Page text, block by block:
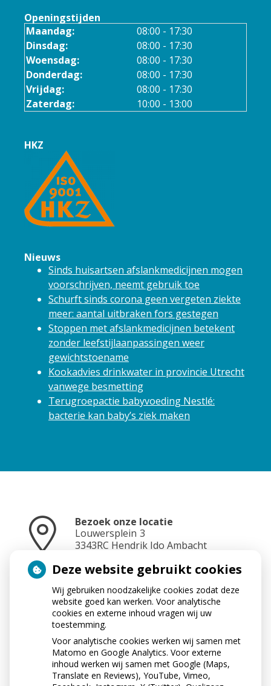
Openingstijden
Maandag:
08:00 - 17:30
Dinsdag:
08:00 - 17:30
Woensdag:
08:00 - 17:30
Donderdag:
08:00 - 17:30
Vrijdag:
08:00 - 17:30
Zaterdag:
10:00 - 13:00
HKZ
Nieuws
Sinds huisartsen afslankmedicijnen mogen
voorschrijven, neemt gebruik toe
Schurft sinds corona geen vergeten ziekte
meer: aantal uitbraken fors gestegen
Stoppen met afslankmedicijnen betekent
zonder leefstijlaanpassingen weer
gewichtstoename
Kookadvies drinkwater in provincie Utrecht
vanwege besmetting
Terugroepactie babyvoeding Nestlé:
bacterie kan baby’s ziek maken
Bezoek onze locatie
Louwersplein 3
3343RC Hendrik Ido Ambacht
Neem contact op
078-6817584
Stuur ons een e-mail
info@apotheek-crezee.nl
Deze website gebruikt cookies
Wij gebruiken noodzakelijke cookies zodat deze
website goed kan werken. Voor analytische
cookies en externe inhoud vragen wij uw
toestemming.
Voor analytische cookies werken wij samen met
Matomo en Google Analytics. Voor externe
inhoud werken wij samen met Google (Maps,
Translate en Reviews), YouTube, Vimeo,